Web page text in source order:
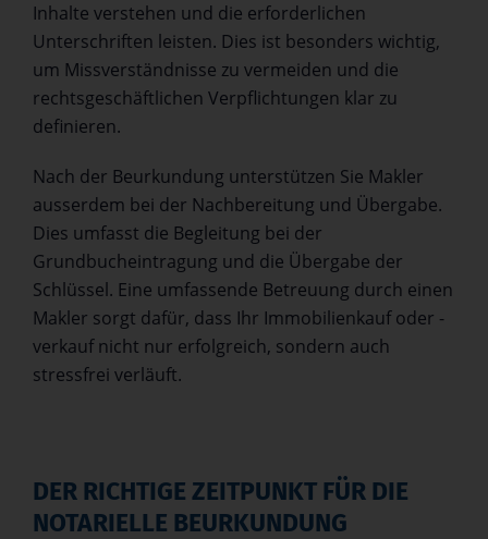
Inhalte verstehen und die erforderlichen
Unterschriften leisten. Dies ist besonders wichtig,
um Missverständnisse zu vermeiden und die
rechtsgeschäftlichen Verpflichtungen klar zu
definieren.
Nach der Beurkundung unterstützen Sie Makler
ausserdem bei der Nachbereitung und Übergabe.
Dies umfasst die Begleitung bei der
Grundbucheintragung und die Übergabe der
Schlüssel. Eine umfassende Betreuung durch einen
Makler sorgt dafür, dass Ihr Immobilienkauf oder -
verkauf nicht nur erfolgreich, sondern auch
stressfrei verläuft.
DER RICHTIGE ZEITPUNKT FÜR DIE
NOTARIELLE BEURKUNDUNG